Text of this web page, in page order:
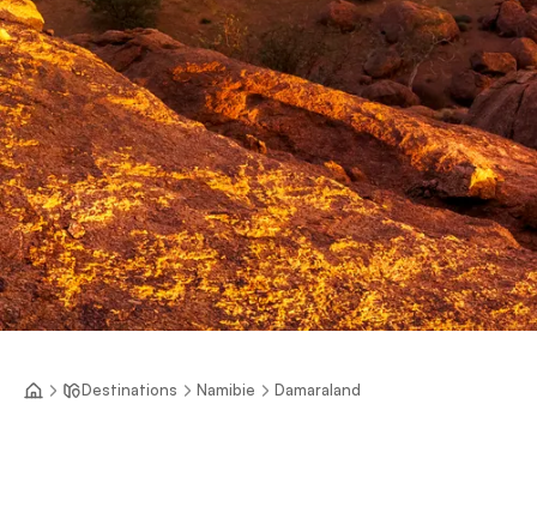
Destinations Namibie Damaraland